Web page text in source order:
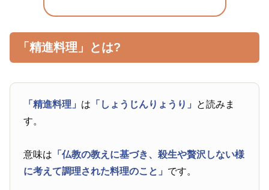
「精進料理」とは?
「精進料理」 は 「しょうじんりょうり」 と読みま
す。
意味は 「仏教の教えに基づき、殺生や贅沢しない様
に考えて調理された料理のこと」 です。